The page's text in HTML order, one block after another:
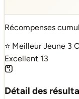
Récompenses
⭐ Meilleur Jeune 3
Excellent 13
Détail des